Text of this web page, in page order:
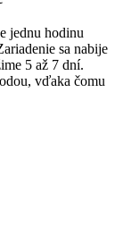
jednu hodinu
sa nabije
5 až 7 dní.
vďaka čomu